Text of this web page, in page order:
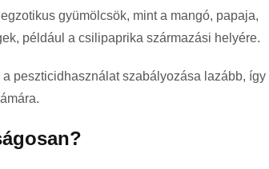
gyümölcsök, mint a mangó, papaja,
például a csilipaprika származási helyére.
peszticidhasználat szabályozása lazább, így